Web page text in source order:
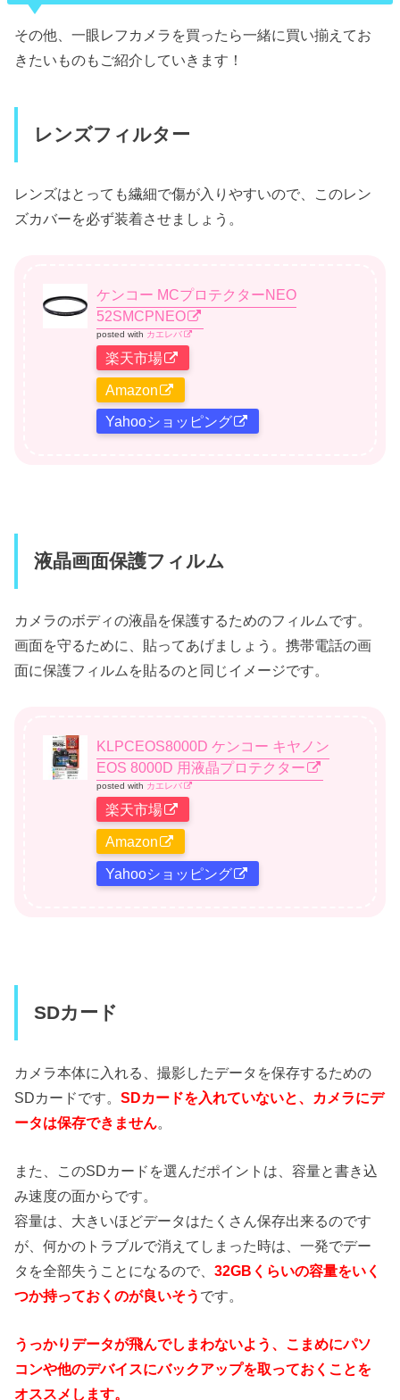
その他、一眼レフカメラを買ったら一緒に買い揃えてお
きたいものもご紹介していきます！
レンズフィルター
レンズはとっても繊細で傷が入りやすいので、このレン
ズカバーを必ず装着させましょう。
ケンコー MCプロテクターNEO
52SMCPNEO
posted with カエレバ
楽天市場
Amazon
Yahooショッピング
液晶画面保護フィルム
カメラのボディの液晶を保護するためのフィルムです。
画面を守るために、貼ってあげましょう。携帯電話の画
面に保護フィルムを貼るのと同じイメージです。
KLPCEOS8000D ケンコー キヤノン
EOS 8000D 用液晶プロテクター
posted with カエレバ
楽天市場
Amazon
Yahooショッピング
SDカード
カメラ本体に入れる、撮影したデータを保存するための
SDカードです。SDカードを入れていないと、カメラにデ
ータは保存できません
また、このSDカードを選んだポイントは、容量と書き込
み速度の面からです。
容量は、大きいほどデータはたくさん保存出来るのです
が、何かのトラブルで消えてしまった時は、一発でデー
タを全部失うことになるので、32GBくらいの容量をいく
つか持っておくのが良いそう です。
うっかりデータが飛んでしまわないよう、こまめにパソ
コンや他のデバイスにバックアップを取っておくことを
オススメします。